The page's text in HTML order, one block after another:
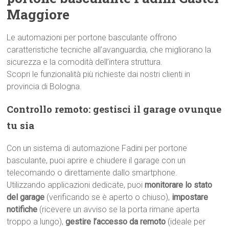
Maggiore
Le automazioni per portone basculante offrono
caratteristiche tecniche all’avanguardia, che migliorano la
sicurezza e la comodità dell’intera struttura.
Scopri le funzionalità più richieste dai nostri clienti in
provincia di Bologna.
Controllo remoto: gestisci il garage ovunque
tu sia
Con un sistema di automazione Fadini per portone
basculante, puoi aprire e chiudere il garage con un
telecomando o direttamente dallo smartphone.
Utilizzando applicazioni dedicate, puoimonitorare lo stato
del garage (verificando se è aperto o chiuso), impostare
notifiche (ricevere un avviso se la porta rimane aperta
troppo a lungo),gestire l’accesso da remoto (ideale per